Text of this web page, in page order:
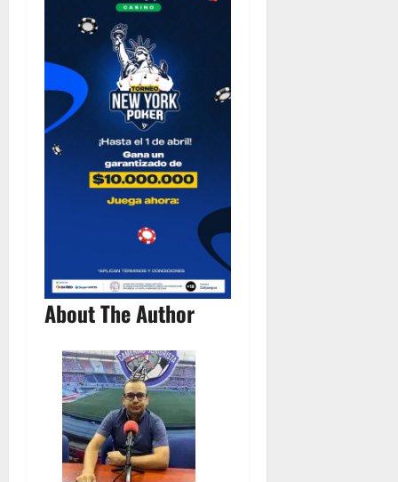
About The Author